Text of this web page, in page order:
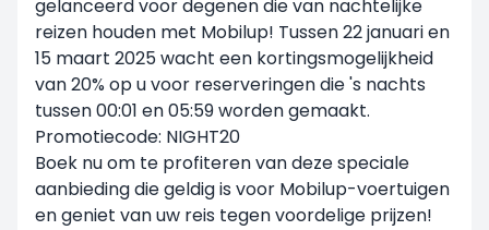
gelanceerd voor degenen die van nachtelijke
reizen houden met Mobilup! Tussen 22 januari en
15 maart 2025 wacht een kortingsmogelijkheid
van 20% op u voor reserveringen die 's nachts
tussen 00:01 en 05:59 worden gemaakt.
Promotiecode: NIGHT20
Boek nu om te profiteren van deze speciale
aanbieding die geldig is voor Mobilup-voertuigen
en geniet van uw reis tegen voordelige prijzen!